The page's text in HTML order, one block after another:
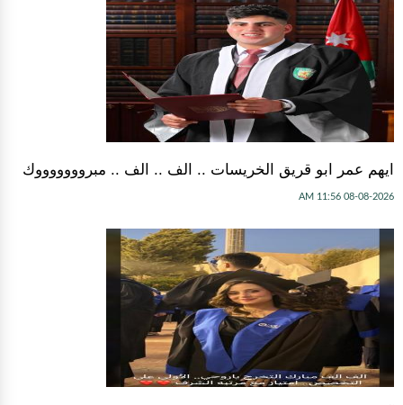
ايهم عمر ابو قريق الخريسات .. الف .. الف .. مبروووووووك
08-08-2026 11:56 AM